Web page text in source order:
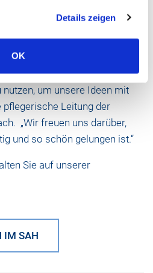
Details zeigen
OK
als Besucher gern gesehen.
nutzen, um unsere Ideen mit
pflegerische Leitung der
„Wir freuen uns darüber,
und so schön gelungen ist.“
Sie auf unserer
IM SAH